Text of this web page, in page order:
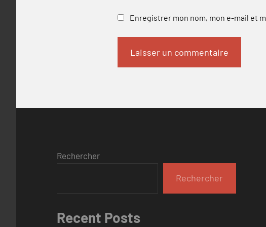
Enregistrer mon nom, mon e-mail et
Rechercher
Rechercher
Recent Posts